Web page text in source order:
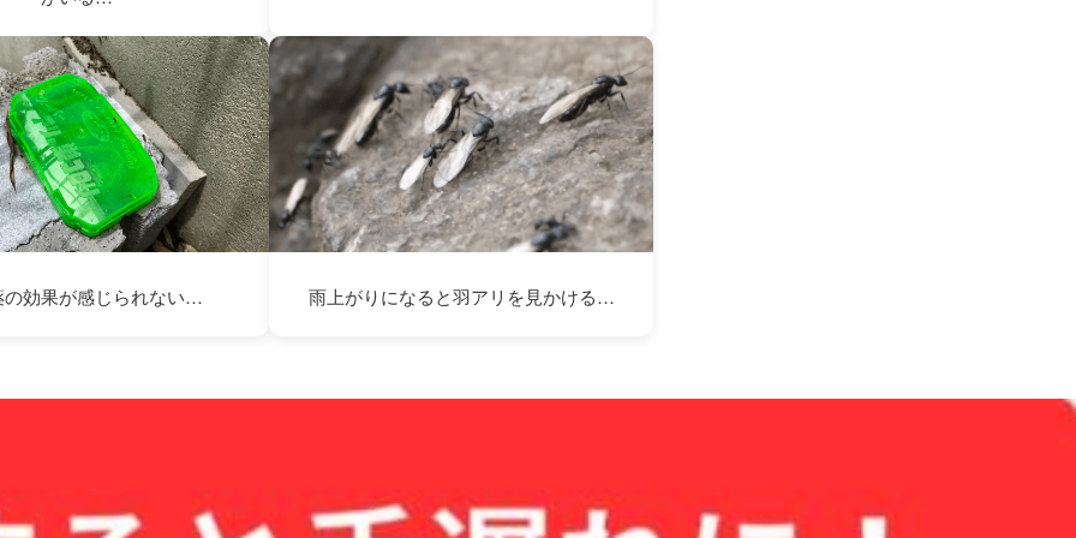
の効果が感じられない… 雨上がりになると羽アリを見かける…